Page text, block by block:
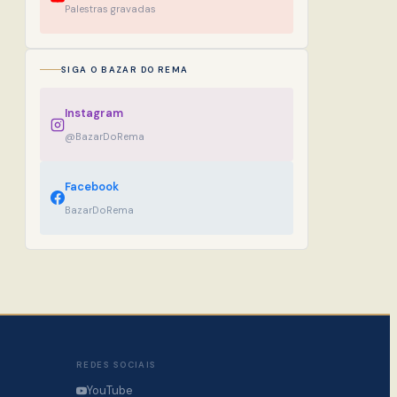
Palestras gravadas
SIGA O BAZAR DO REMA
Instagram
@BazarDoRema
Facebook
BazarDoRema
REDES SOCIAIS
YouTube